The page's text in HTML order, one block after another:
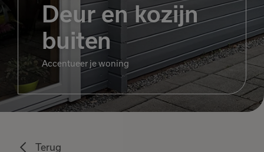
Deur en kozijn
buiten
Accentueer je woning
Terug